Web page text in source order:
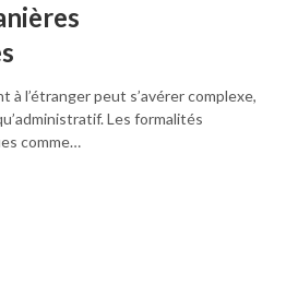
à l’étranger peut s’avérer complexe,
Les formalités
comme…